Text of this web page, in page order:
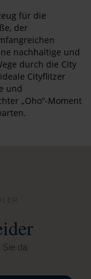
für die
der
nachhaltige und
durch die City
Cityflitzer
und
„Oho“-Moment
da